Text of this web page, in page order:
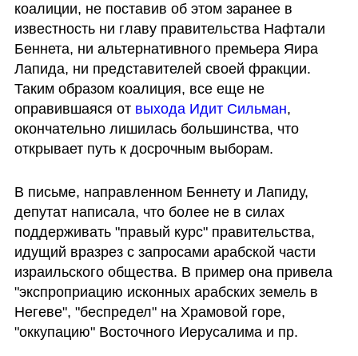
коалиции, не поставив об этом заранее в
известность ни главу правительства Нафтали
Беннета, ни альтернативного премьера Яира
Лапида, ни представителей своей фракции.
Таким образом коалиция, все еще не
оправившаяся от выхода Идит Сильман,
окончательно лишилась большинства, что
открывает путь к досрочным выборам.
В письме, направленном Беннету и Лапиду,
депутат написала, что более не в силах
поддерживать "правый курс" правительства,
идущий вразрез с запросами арабской части
израильского общества. В пример она привела
"экспроприацию исконных арабских земель в
Негеве", "беспредел" на Храмовой горе,
"оккупацию" Восточного Иерусалима и пр.